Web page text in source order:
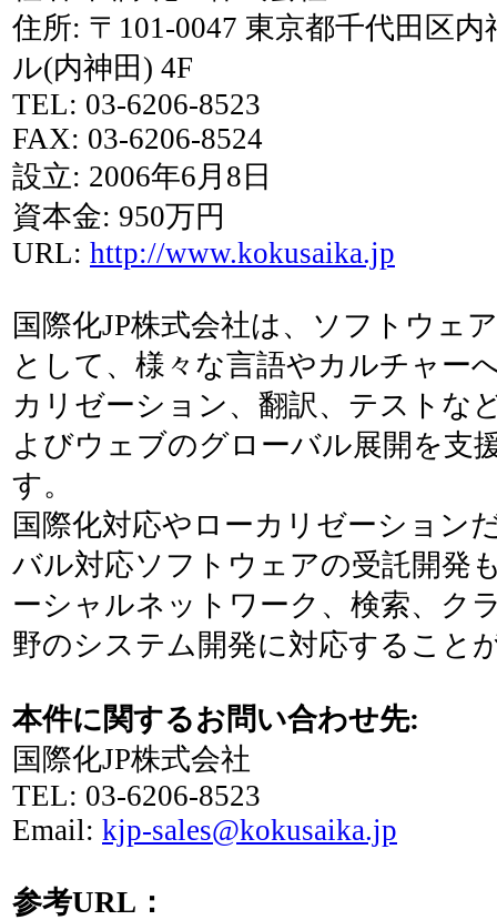
住所: 〒101-0047 東京都千代田区
ル(内神田) 4F
TEL: 03-6206-8523
FAX: 03-6206-8524
設立: 2006年6月8日
資本金: 950万円
URL: http://www.kokusaika.jp
国際化JP株式会社は、ソフトウェ
として、様々な言語やカルチャー
カリゼーション、翻訳、テストな
よびウェブのグローバル展開を支
す。
国際化対応やローカリゼーション
バル対応ソフトウェアの受託開発
ーシャルネットワーク、検索、ク
野のシステム開発に対応すること
本件に関するお問い合わせ先:
国際化JP株式会社
TEL: 03-6206-8523
Email: kjp-sales@kokusaika.jp
参考URL：